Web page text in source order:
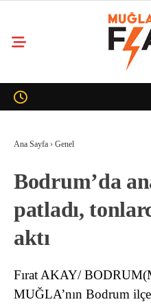
Ana Sayfa › Genel
Bodrum’da
patladı,
aktı
Fırat AKAY/
MUĞLA’nın Bodrum